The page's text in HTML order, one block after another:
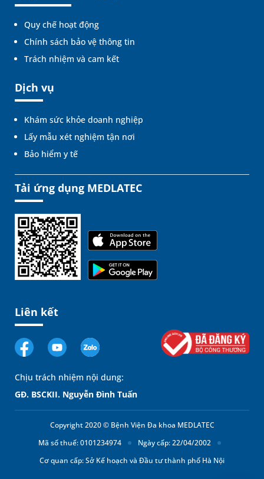
Quy chế hoạt động
Chính sách bảo vệ thông tin
Trách nhiệm và cam kết
Dịch vụ
Khám sức khỏe doanh nghiệp
Lấy mẫu xét nghiệm tận nơi
Bảo hiểm y tế
Tải ứng dụng MEDLATEC
Liên kết
Chịu trách nhiệm nội dung:
GĐ. BSCKII. Nguyễn Đình Tuấn
Copyright 2020 © Bệnh Viện Đa khoa MEDLATEC
Mã số thuế: 0101234974
Ngày cấp: 22/04/2002
Cơ quan cấp: Sở Kế hoạch và Đầu tư thành phố Hà Nội